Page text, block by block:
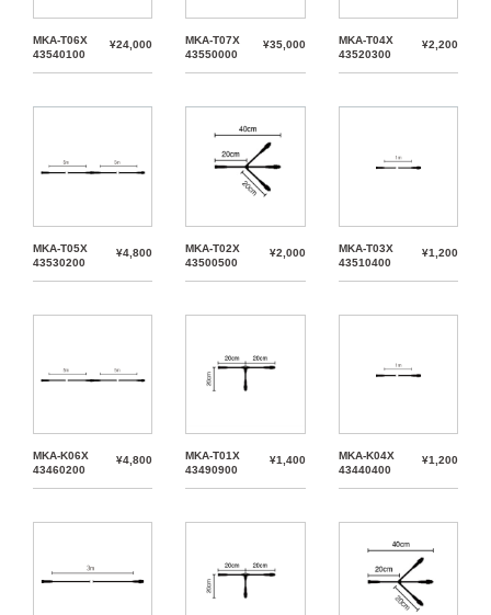
MKA-T06X
43540100
¥24,000
MKA-T07X
43550000
¥35,000
MKA-T04X
43520300
¥2,200
MKA-T05X
43530200
¥4,800
MKA-T02X
43500500
¥2,000
MKA-T03X
43510400
¥1,200
MKA-K06X
43460200
¥4,800
MKA-T01X
43490900
¥1,400
MKA-K04X
43440400
¥1,200